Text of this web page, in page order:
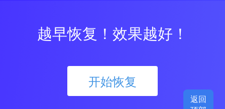
越早恢复！效果越好！
开始恢复
返回